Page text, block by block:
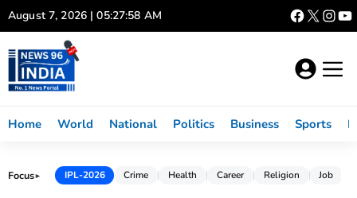
Skip
to
content
August 7, 2026 | 05:27:59 AM
Home World National Politics Business Sports
Focus► IPL-2026 Crime Health Career Religion Job